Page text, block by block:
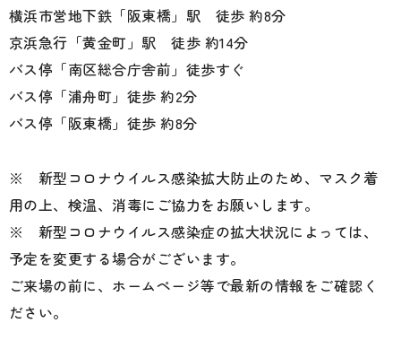
横浜市営地下鉄「阪東橋」駅 徒歩 約8分
京浜急行「黄金町」駅 徒歩 約14分
バス停「南区総合庁舎前」徒歩すぐ
バス停「浦舟町」徒歩 約2分
バス停「阪東橋」徒歩 約8分
※ 新型コロナウイルス感染拡大防止のため、マスク着
用の上、検温、消毒にご協力をお願いします。
※ 新型コロナウイルス感染症の拡大状況によっては、
予定を変更する場合がございます。
ご来場の前に、ホームページ等で最新の情報をご確認く
ださい。